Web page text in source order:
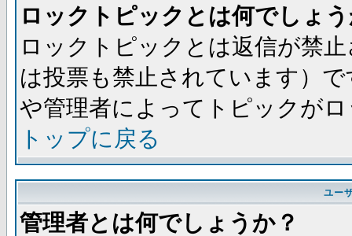
ロックトピックとは何でしょ
ロックトピックとは返信が禁
は投票も禁止されています）
や管理者によってトピックが
トップに戻る
ユー
管理者とは何でしょうか？